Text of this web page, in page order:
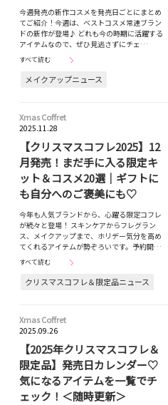
今週発売の新作コスメを発売日ごとにまとめ
てご紹介！今週は、ベストコスメ常連ブラン
ドの新作が登場♪ どれも今の時期に活躍する
アイテムなので、ぜひ見逃さずにチェ…
すべて読む
メイクアップニュース
Xmas Coffret
2025.11.28
【クリスマスコフレ2025】12
月発売！まだ手に入る限定キ
ット＆コスメ20選｜ギフトに
も自分へのご褒美にも♡
今年も人気ブランドから、心躍る限定コフレ
が続々と登場！ スキンケアからフレグラン
ス、メイクアップまで、ホリデー気分を高め
てくれるアイテムが勢ぞろいです。予約開…
すべて読む
クリスマスコフレ＆限定品ニュース
Xmas Coffret
2025.09.26
【2025年クリスマスコフレ＆
限定品】発売日カレンダー♡
気になるアイテムを一覧でチ
ェック！＜随時更新＞